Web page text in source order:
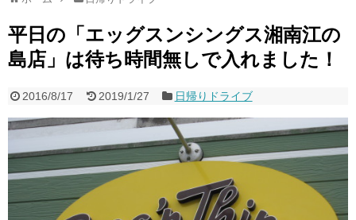
平日の「エッグスンシングス湘南江の
島店」は待ち時間無しで入れました！
2016/8/17 2019/1/27 日帰りドライブ